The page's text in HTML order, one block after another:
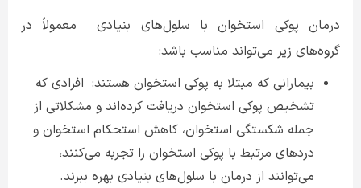
درمان پوکی استخوان با سلول‌های بنیادی معمولاً در
گروه‌های زیر می‌تواند مناسب باشد:
بیمارانی که مبتلا به پوکی استخوان هستند: افرادی که
تشخیص پوکی استخوان دریافت کرده‌اند و مشکلاتی از
جمله شکستگی استخوان، کاهش استحکام استخوان و
دردهای مرتبط با پوکی استخوان را تجربه می‌کنند،
می‌توانند از درمان با سلول‌های بنیادی بهره ببرند.